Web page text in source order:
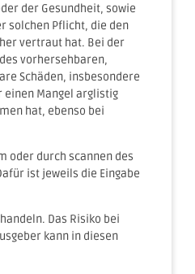
der Gesundheit, sowie
solchen Pflicht, die den
vertraut hat. Bei der
vorhersehbaren,
Schäden, insbesondere
einen Mangel arglistig
hat, ebenso bei
oder durch scannen des
ist jeweils die Eingabe
Das Risiko bei
kann in diesen